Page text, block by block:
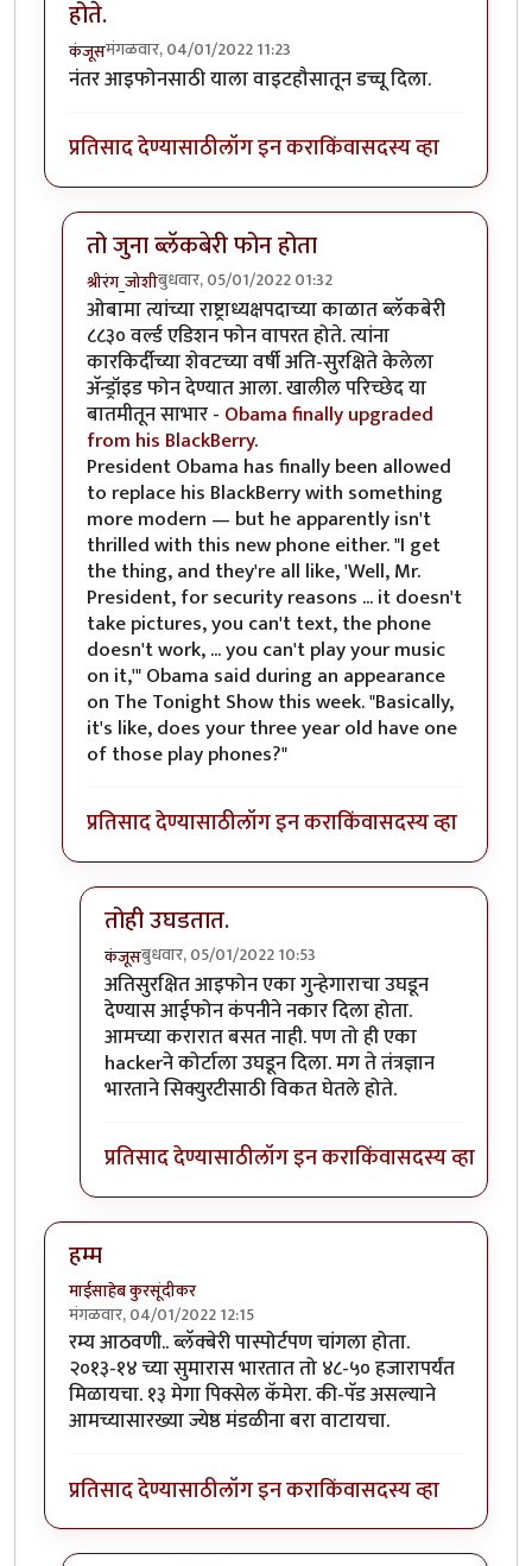
होते.
कंजूसमंगळवार, 04/01/2022 11:23
नंतर आइफोनसाठी याला वाइटहौसातून डच्चू दिला.
प्रतिसाद देण्यासाठीलॉग इन कराकिंवासदस्य व्हा
तो जुना ब्लॅकबेरी फोन होता
श्रीरंग_जोशीबुधवार, 05/01/2022 01:32
In reply toUsA मध्ये वाईट हाऊस हाच वापरत होते.
ओबामा त्यांच्या राष्ट्राध्यक्षपदाच्या काळात ब्लॅकबेरी
८८३० वर्ल्ड एडिशन फोन वापरत होते. त्यांना
कारकिर्दीच्या शेवटच्या वर्षी अति-सुरक्षिते केलेला
अ‍ॅन्ड्रॉइड फोन देण्यात आला. खालील परिच्छेद या
बातमीतून साभार - Obama finally upgraded
from his BlackBerry.
President Obama has finally been allowed
to replace his BlackBerry with something
more modern — but he apparently isn't
thrilled with this new phone either. "I get
the thing, and they're all like, 'Well, Mr.
President, for security reasons ... it doesn't
take pictures, you can't text, the phone
doesn't work, ... you can't play your music
on it,'" Obama said during an appearance
on The Tonight Show this week. "Basically,
it's like, does your three year old have one
of those play phones?"
प्रतिसाद देण्यासाठीलॉग इन कराकिंवासदस्य व्हा
तोही उघडतात.
कंजूसबुधवार, 05/01/2022 10:53
In reply toतो जुना ब्लॅकबेरी फोन होताbyश्रीरंग_जोशी
अतिसुरक्षित आइफोन एका गुन्हेगाराचा उघडून
देण्यास आईफोन कंपनीने नकार दिला होता.
आमच्या करारात बसत नाही. पण तो ही एका
hackerने कोर्टाला उघडून दिला. मग ते तंत्रज्ञान
भारताने सिक्युरटीसाठी विकत घेतले होते.
प्रतिसाद देण्यासाठीलॉग इन कराकिंवासदस्य व्हा
हम्म
माईसाहेब कुरसूंदीकर
मंगळवार, 04/01/2022 12:15
रम्य आठवणी.. ब्लॅक्बेरी पास्पोर्टपण चांगला होता.
२०१३-१४ च्या सुमारास भारतात तो ४८-५० हजारापर्यंत
मिळायचा. १३ मेगा पिक्सेल कॅमेरा. की-पॅड असल्याने
आमच्यासारख्या ज्येष्ठ मंडळीना बरा वाटायचा.
प्रतिसाद देण्यासाठीलॉग इन कराकिंवासदस्य व्हा